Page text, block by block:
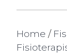
Home /